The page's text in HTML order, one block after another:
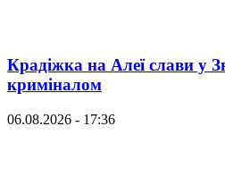
Крадіжка на Алеї слави у
криміналом
06.08.2026 - 17:36